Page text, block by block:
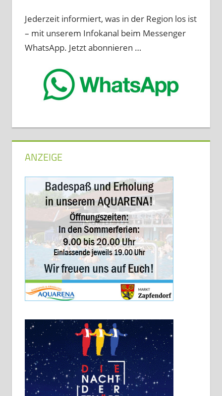
Jederzeit informiert, was in der Region los ist
– mit unserem Infokanal beim Messenger
WhatsApp. Jetzt abonnieren …
ANZEIGE